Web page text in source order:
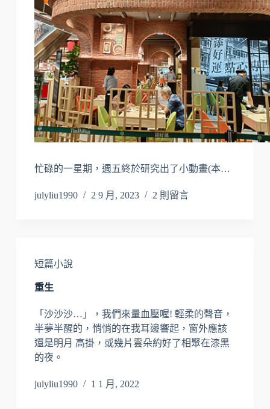
忙碌的一星期，週五終於研究出了小動畫(本…
julyliu1990 2 9 月, 2023 2 則留言
短篇小說
重生
「沙沙沙…」，我們來量血壓喔! 輕柔的聲音，
半夢半醒的，悄悄的在我耳邊響起，窗外應該
還是明月 高掛，或幾片雲朵約好了相聚在漆黑
的夜。
julyliu1990 1 1 月, 2022